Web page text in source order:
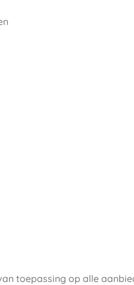
toepassing op alle